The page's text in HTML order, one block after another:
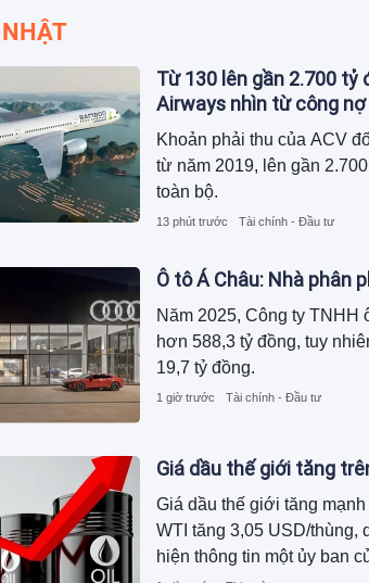
Từ 130 lên gần 2.700 tỷ
Airways nhìn từ công nợ
Khoản phải thu của ACV
từ năm 2019, lên gần
toàn bộ.
13 phút trước Tài chính - Đầu tư
Ô tô Á Châu: Nhà phân
Năm 2025, Công ty TNHH
hơn 588,3 tỷ đồng, tuy
19,7 tỷ đồng.
1 giờ trước Tài chính - Đầu tư
Giá dầu thế giới tăng
Giá dầu thế giới tăng
WTI tăng 3,05 USD/thùng,
hiện thông tin một ủy ban